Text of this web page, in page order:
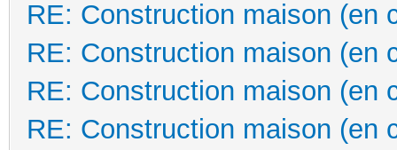
RE: Construction maison (en
RE: Construction maison (en
RE: Construction maison (en
RE: Construction maison (en